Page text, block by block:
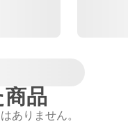
品
ありません。